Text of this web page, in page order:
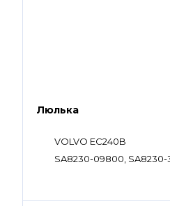
Люлька
VOLVO EC240B
SA8230-09800, SA8230-